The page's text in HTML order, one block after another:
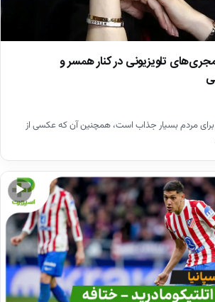
تلویزیونی در کنار همسر و
مردم بسیار جذاب است، همچنین آن که عکسی از
▶